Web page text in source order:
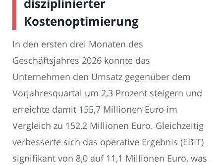
disziplinierter
Kostenoptimierung
In den ersten drei Monaten des
Geschäftsjahres 2026 konnte das
Unternehmen den Umsatz gegenüber dem
Vorjahresquartal um 2,3 Prozent steigern und
erreichte damit 155,7 Millionen Euro im
Vergleich zu 152,2 Millionen Euro. Gleichzeitig
verbesserte sich das operative Ergebnis (EBIT)
signifikant von 8,0 auf 11,1 Millionen Euro, was